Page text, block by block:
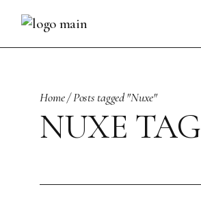
content
Home Posts tagged "Nuxe"
NUXE TAG